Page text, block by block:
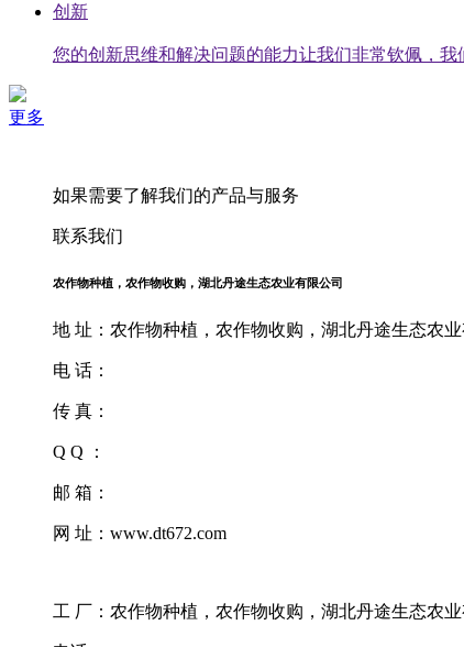
创新
您的创新思维和解决问题的能力让我们非常钦佩，
更多
如果需要了解我们的产品与服务
联系我们
农作物种植，农作物收购，湖北丹途生态农业有限公司
地 址：农作物种植，农作物收购，湖北丹途生态农
电 话：
传 真：
Q Q ：
邮 箱：
网 址：www.dt672.com
工 厂：农作物种植，农作物收购，湖北丹途生态农